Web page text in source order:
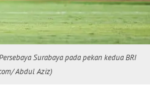
Surabaya pada pekan kedua BRI
Abdul Aziz)